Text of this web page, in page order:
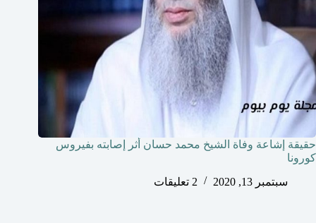
حقيقة إشاعة وفاة الشيخ محمد حسان أثر إصابته بفيروس
كورونا
سبتمبر 13, 2020
2 تعليقات